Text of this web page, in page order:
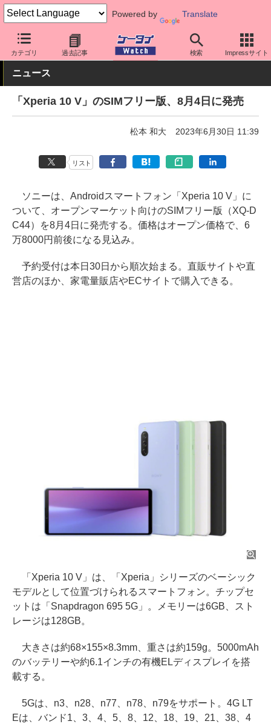
Powered by Translate
カテゴリ 過去記事 検索 Impressサイト
ケータイ Watch OS Android Xperia
ニュース
「Xperia 10 V」のSIMフリー版、8月4日に発売
松本 和大 2023年6月30日 11:39
リスト
ソニーは、Androidスマートフォン「Xperia 10 V」に
ついて、オープンマーケット向けのSIMフリー版（XQ-D
C44）を8月4日に発売する。価格はオープン価格で、6
万8000円前後になる見込み。
予約受付は本日30日から順次始まる。直販サイトや直
営店のほか、家電量販店やECサイトで購入できる。
「Xperia 10 V」は、「Xperia」シリーズのベーシック
モデルとして位置づけられるスマートフォン。チップセ
ットは「Snapdragon 695 5G」。メモリーは6GB、スト
レージは128GB。
大きさは約68×155×8.3mm、重さは約159g。5000mAh
のバッテリーや約6.1インチの有機ELディスプレイを搭
載する。
5Gは、n3、n28、n77、n78、n79をサポート。4G LT
Eは、バンド1、3、4、5、8、12、18、19、21、38、4